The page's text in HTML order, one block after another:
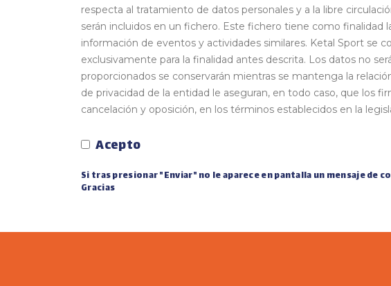
respecta al tratamiento de datos personales y a la libre
serán incluidos en un fichero. Este fichero tiene como
información de eventos y actividades similares. Ketal Sport se
exclusivamente para la finalidad antes descrita. Los datos no
proporcionados se conservarán mientras se mantenga la
de privacidad de la entidad le aseguran, en todo caso, que los
cancelación y oposición, en los términos establecidos en la
Acepto
Si tras presionar "Enviar" no le aparece en pantalla un mensaje
Gracias